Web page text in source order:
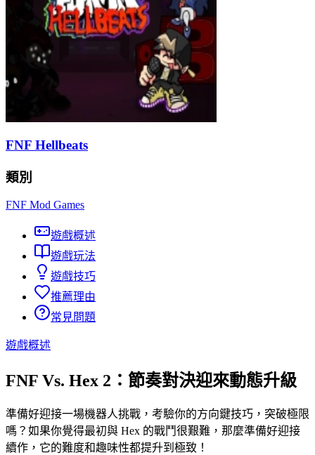
FNF Hellbeats
類別
FNF Mod Games
遊戲概述
遊戲玩法
遊戲技巧
推薦理由
常見問題
遊戲概述
FNF Vs. Hex 2：節奏對決迎來動態升級
準備好迎接一場機器人挑戰，考驗你的方向鍵技巧，突破極限
嗎？如果你覺得最初與 Hex 的戰鬥很艱難，那麼準備好迎接
續作，它的難度和趣味性都提升到極致！